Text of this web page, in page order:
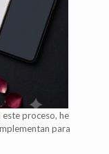
proceso, he
para